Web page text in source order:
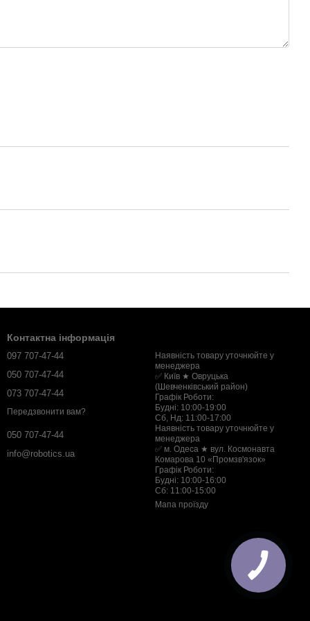
Контактна інформація
097 707-47-44
050 707-47-44
073 707-47-44
Передзвонити вам?
050 707-47-44
info@robotics.ua
Наявність товару уточнюйте у
менеджера
✅ Київ ★ Овруцька
(Шевченківський район)
Графік Роботи:
Будні: 10:00-19:00
Сб, Нд: 11:00-17:00
Наявність товару уточнюйте у
менеджера
✅ м. Одеса ★ вул. Космонавта
Комарова 10 «Промзв'язок»
Графік Роботи:
Будні: 10:00-16:00
Сб: 11:00-15:00
Мапа проїзду